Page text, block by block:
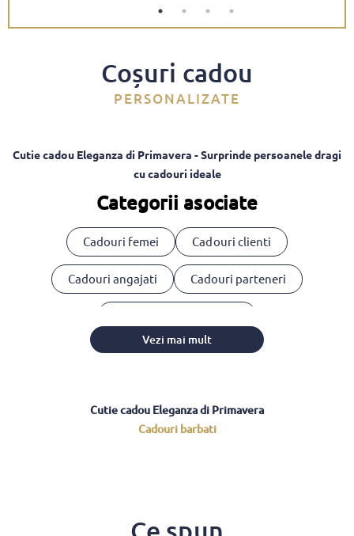
Coșuri cadou
PERSONALIZATE
Cutie cadou Eleganza di Primavera - Surprinde persoanele dragi
cu cadouri ideale
Categorii asociate
Cadouri femei Cadouri clienti
Cadouri angajati Cadouri parteneri
Vezi mai mult
Cutie cadou Eleganza di Primavera
Cadouri barbati